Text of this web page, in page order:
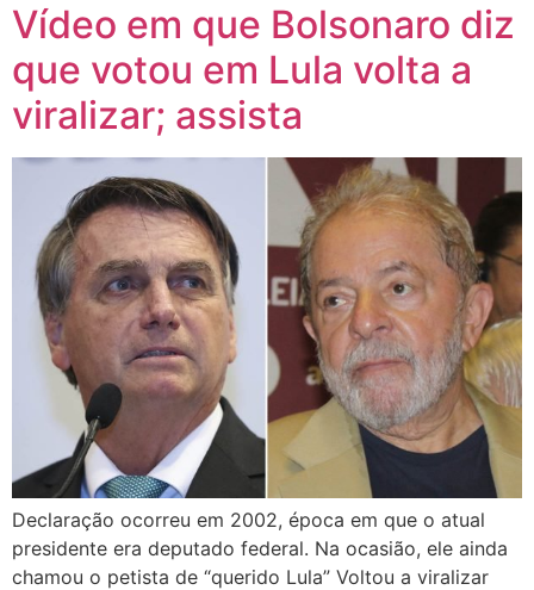
Vídeo em que Bolsonaro diz
que votou em Lula volta a
viralizar; assista
Declaração ocorreu em 2002, época em que o atual
presidente era deputado federal. Na ocasião, ele ainda
chamou o petista de “querido Lula” Voltou a viralizar